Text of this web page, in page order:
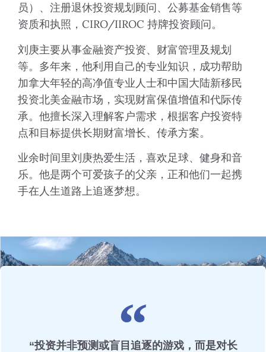
员）、注册退休投资规划顾问、公募基金销售等
资质和执照，CIRO/IIROC 持牌投资顾问。
刘庚主要从事金融资产投资、财富管理及规划
等。多年来，他利用自己的专业知识，成功帮助
加拿大年轻的高净值专业人士和中国大陆新移民
投资北美金融市场，实现财富保值增值和代际传
承。他擅长深入理解客户需求，根据客户投资特
点和目标提供长期财富增长、传承方案。
业余时间里刘庚热爱生活，喜欢足球、健身和音
乐。他是两个可爱孩子的父亲，正和他们一起携
手在人生道路上追逐梦想。
“投资并非预测或盲目追逐的游戏，而是对长